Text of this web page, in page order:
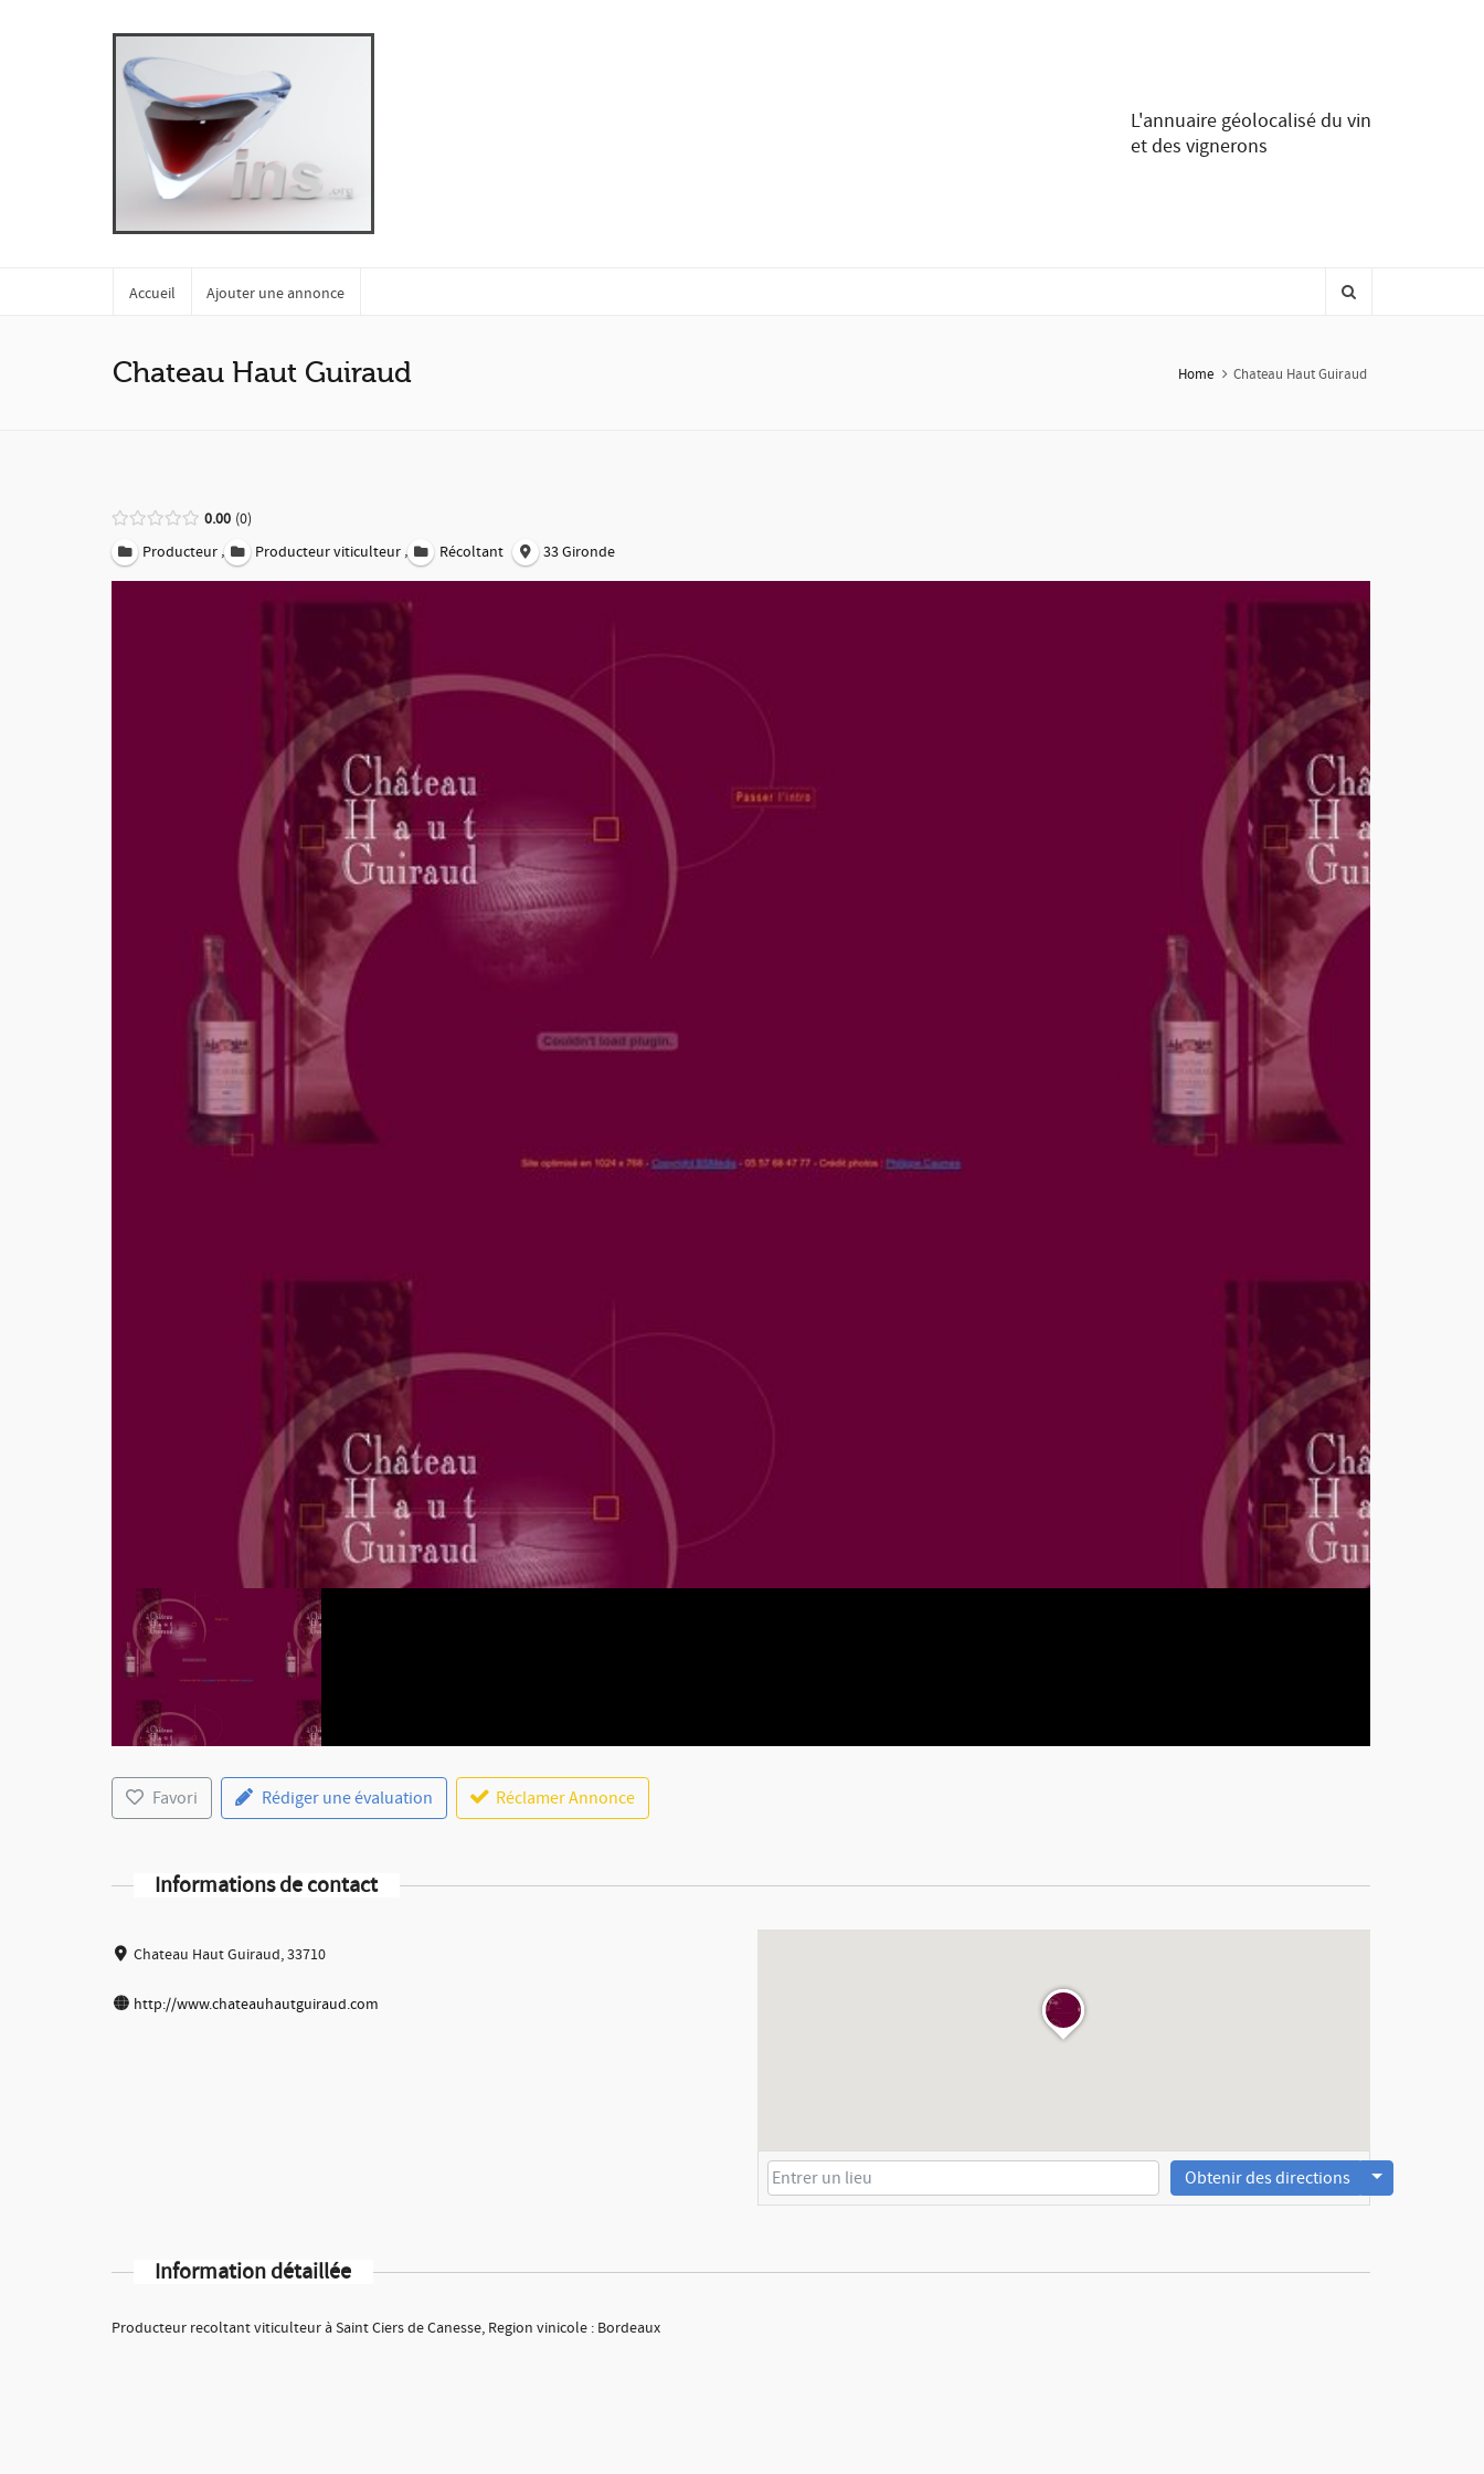
L'annuaire géolocalisé du vin
et des vignerons
Accueil Ajouter une annonce
Chateau Haut Guiraud Home Chateau Haut Guiraud
0.00 0
Producteur , Producteur viticulteur , Récoltant 33 Gironde
Favori Rédiger une évaluation Réclamer Annonce
Informations de contact
Chateau Haut Guiraud, 33710
http://www.chateauhautguiraud.com
Obtenir des directions
Information détaillée
Producteur recoltant viticulteur à Saint Ciers de Canesse, Region vinicole : Bordeaux